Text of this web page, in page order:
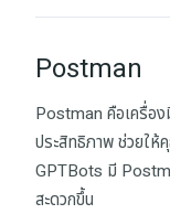
Postman
Postman คือเครื่อ
ประสิทธิภาพ ช่วยให้
GPTBots มี
สะดวกขึ้น